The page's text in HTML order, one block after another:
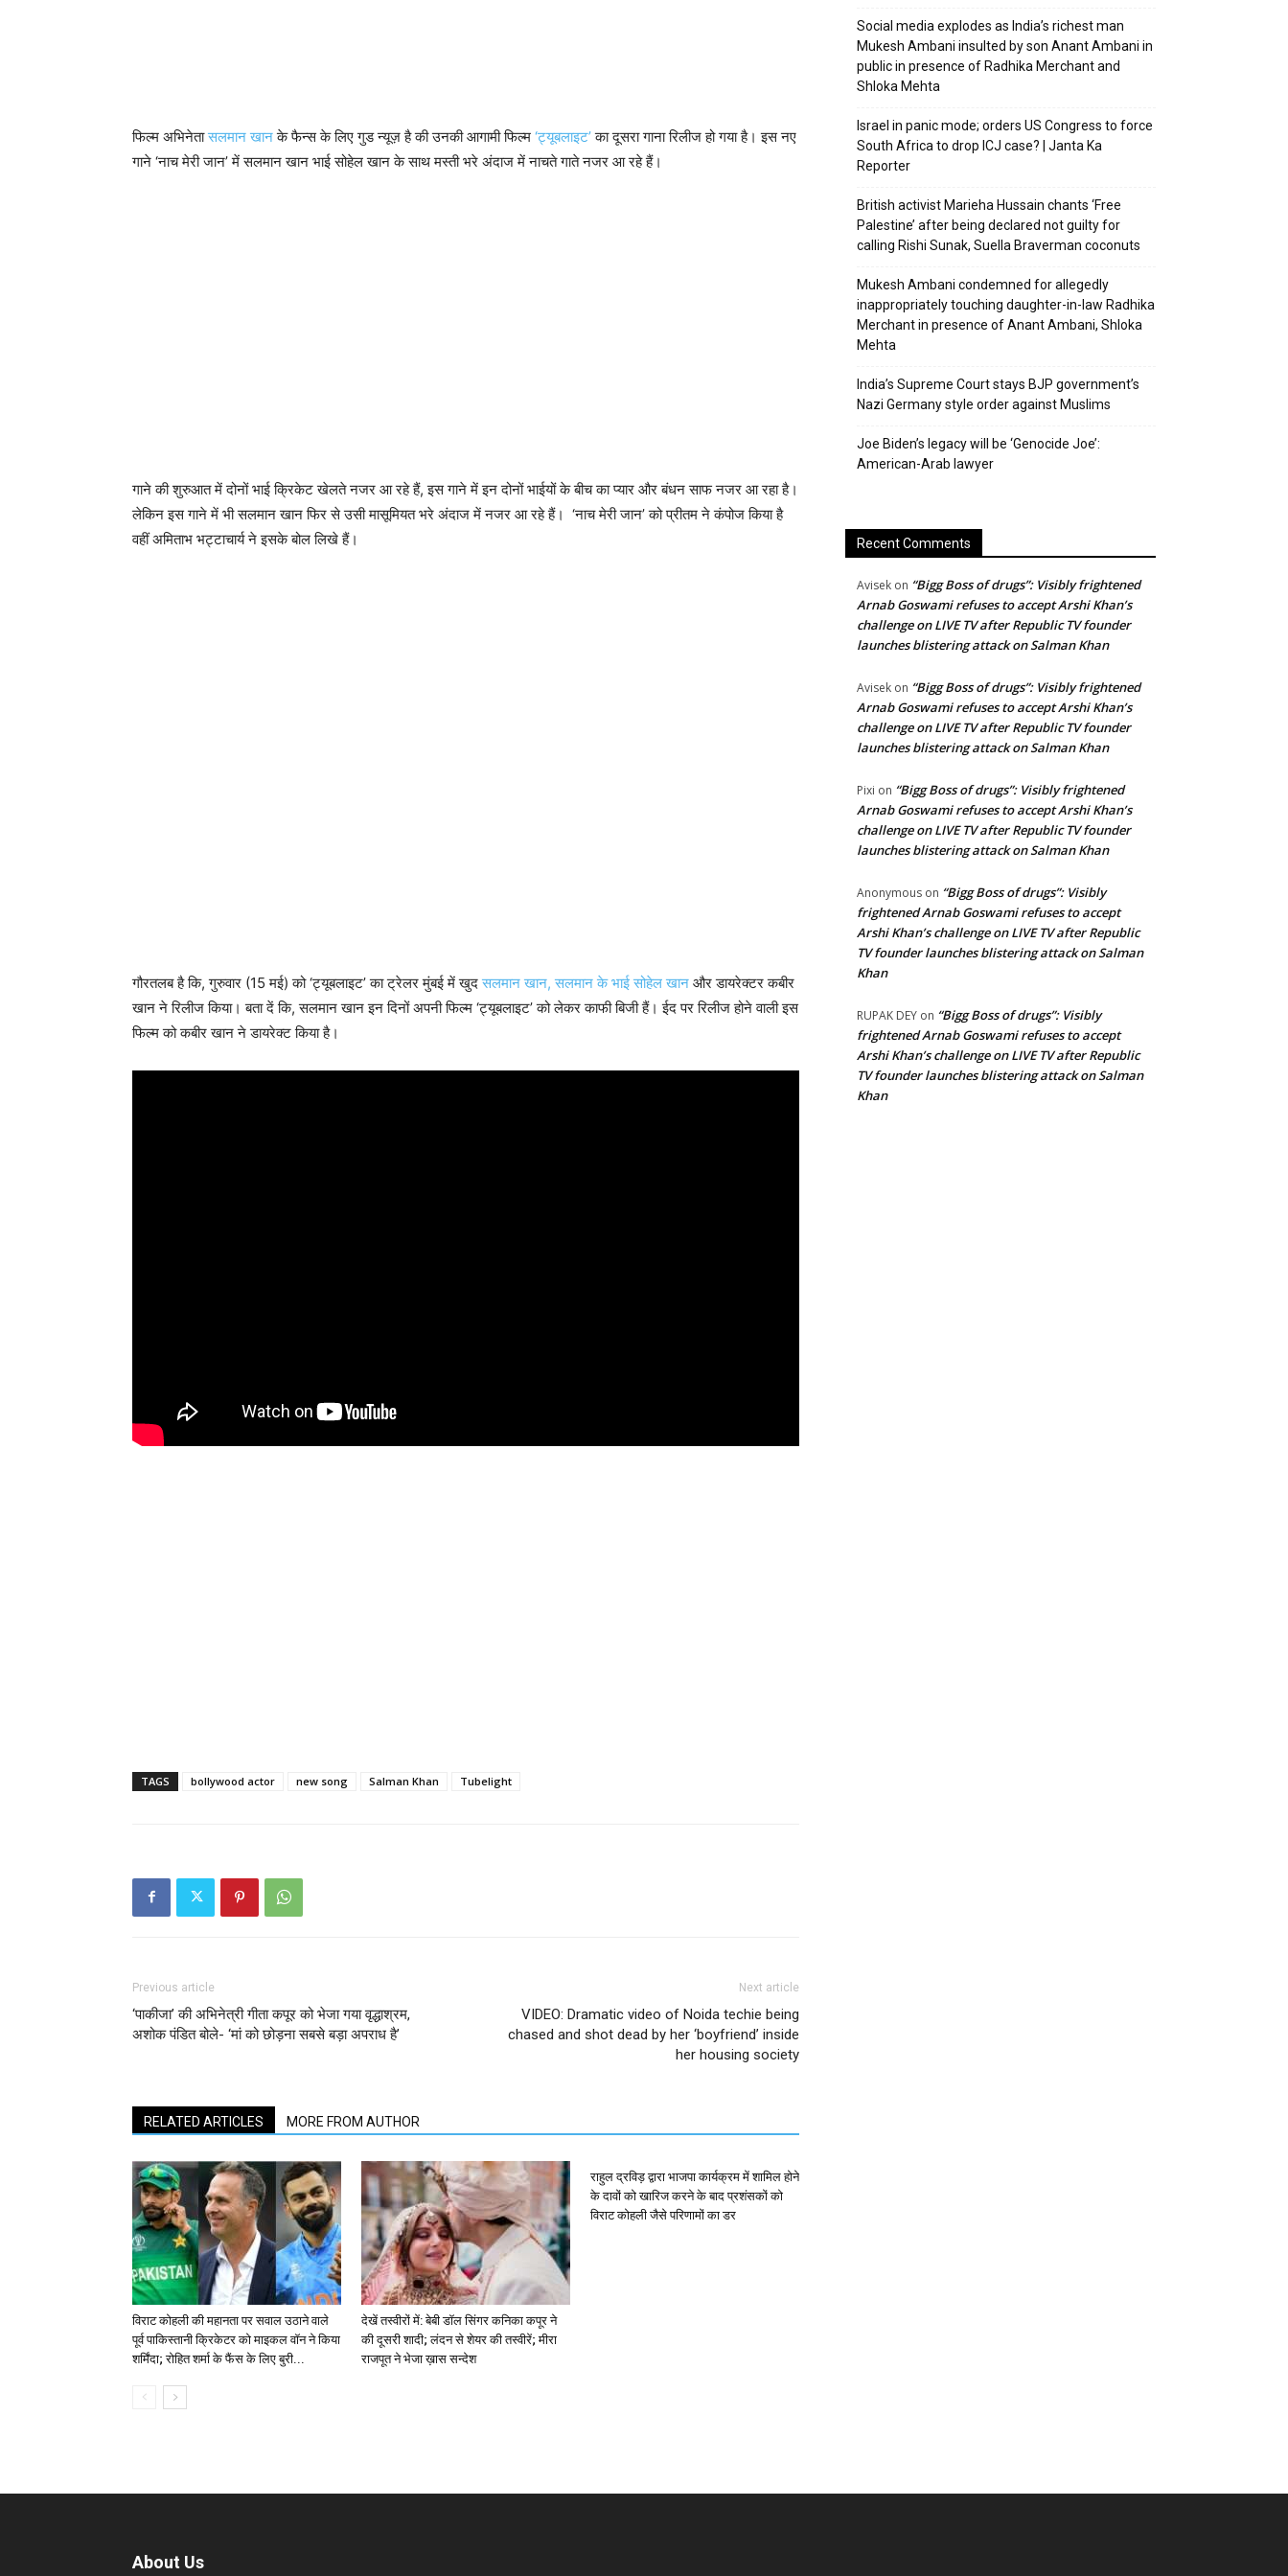
फिल्म अभिनेतासलमान खानके फैन्स के लिए गुड न्यूज़ है की उनकी आगामी फिल्म ‘ट्यूबलाइट’का दूसरा गाना रिलीज हो गया है। इस नए
गाने ‘नाच मेरी जान’ में सलमान खान भाई सोहेल खान के साथ मस्‍ती भरे अंदाज में नाचते गाते नजर आ रहे हैं।
गाने की शुरुआत में दोनों भाई क्रिकेट खेलते नजर आ रहे हैं, इस गाने में इन दोनों भाईयों के बीच का प्‍यार और बंधन साफ नजर आ रहा है।
लेकिन इस गाने में भी सलमान खान फिर से उसी मासूमियत भरे अंदाज में नजर आ रहे हैं। ‘नाच मेरी जान’ को प्रीतम ने कंपोज किया है
वहीं अमिताभ भट्टाचार्य ने इसके बोल लिखे हैं।
गौरतलब है कि, गुरुवार (15 मई) को ‘ट्यूबलाइट’ का ट्रेलर मुंबई में खुदसलमान खान, सलमान के भाई सोहेल खान और डायरेक्‍टर कबीर
खान ने रिलीज किया। बता दें कि, सलमान खान इन दिनों अपनी फिल्‍म ‘ट्यूबलाइट’ को लेकर काफी बिजी हैं। ईद पर रिलीज होने वाली इस
फिल्म को कबीर खान ने डायरेक्ट किया है।
TAGS bollywood actor new song Salman Khan Tubelight
Previous article
‘पाकीजा’ की अभिनेत्री गीता कपूर को भेजा गया वृद्धाश्रम,
अशोक पंडित बोले- ‘मां को छोड़ना सबसे बड़ा अपराध है’
Next article
VIDEO: Dramatic video of Noida techie being
chased and shot dead by her ‘boyfriend’ inside
her housing society
RELATED ARTICLES MORE FROM AUTHOR
विराट कोहली की महानता पर सवाल उठाने वाले
पूर्व पाकिस्तानी क्रिकेटर को माइकल वॉन ने किया
शर्मिंदा; रोहित शर्मा के फैंस के लिए बुरी...
देखें तस्वीरों में: बेबी डॉल सिंगर कनिका कपूर ने
की दूसरी शादी; लंदन से शेयर की तस्वीरें; मीरा
राजपूत ने भेजा ख़ास सन्देश
राहुल द्रविड़ द्वारा भाजपा कार्यक्रम में शामिल होने
के दावों को खारिज करने के बाद प्रशंसकों को
विराट कोहली जैसे परिणामों का डर
Social media explodes as India’s richest man
Mukesh Ambani insulted by son Anant Ambani in
public in presence of Radhika Merchant and
Shloka Mehta
Israel in panic mode; orders US Congress to force
South Africa to drop ICJ case? | Janta Ka
Reporter
British activist Marieha Hussain chants ‘Free
Palestine’ after being declared not guilty for
calling Rishi Sunak, Suella Braverman coconuts
Mukesh Ambani condemned for allegedly
inappropriately touching daughter-in-law Radhika
Merchant in presence of Anant Ambani, Shloka
Mehta
India’s Supreme Court stays BJP government’s
Nazi Germany style order against Muslims
Joe Biden’s legacy will be ‘Genocide Joe’:
American-Arab lawyer
Recent Comments
Avisek on “Bigg Boss of drugs”: Visibly frightened
Arnab Goswami refuses to accept Arshi Khan’s
challenge on LIVE TV after Republic TV founder
launches blistering attack on Salman Khan
Avisek on “Bigg Boss of drugs”: Visibly frightened
Arnab Goswami refuses to accept Arshi Khan’s
challenge on LIVE TV after Republic TV founder
launches blistering attack on Salman Khan
Pixi on “Bigg Boss of drugs”: Visibly frightened
Arnab Goswami refuses to accept Arshi Khan’s
challenge on LIVE TV after Republic TV founder
launches blistering attack on Salman Khan
Anonymous on “Bigg Boss of drugs”: Visibly
frightened Arnab Goswami refuses to accept
Arshi Khan’s challenge on LIVE TV after Republic
TV founder launches blistering attack on Salman
Khan
RUPAK DEY on “Bigg Boss of drugs”: Visibly
frightened Arnab Goswami refuses to accept
Arshi Khan’s challenge on LIVE TV after Republic
TV founder launches blistering attack on Salman
Khan
About Us